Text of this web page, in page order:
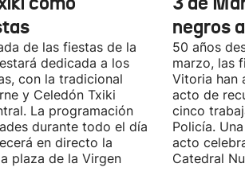
de las fiestas de la
dedicada a los
con la tradicional
y Celedón Txiki
La programación
durante todo el día
en directo la
plaza de la Virgen
negros
50 años
marzo, las
Vitoria han
acto de
cinco
Policía.
acto
Catedral